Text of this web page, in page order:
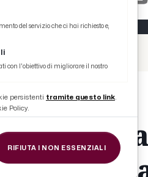
al
del servizio che ci hai richiesto e,
con l'obiettivo di migliorare il nostro
persistenti tramite questo link.
Policy.
RIFIUTA I NON ESSENZIALI